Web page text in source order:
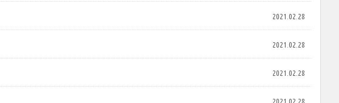
2021.02.28
2021.02.28
2021.02.28
2021.02.28